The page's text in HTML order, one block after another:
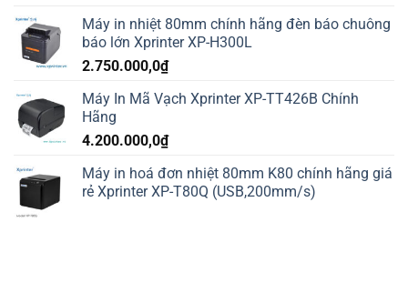
Máy in nhiệt 80mm chính hãng đèn báo chuông
báo lớn Xprinter XP-H300L
2.750.000,0₫
Máy In Mã Vạch Xprinter XP-TT426B Chính
Hãng
4.200.000,0₫
Máy in hoá đơn nhiệt 80mm K80 chính hãng giá
rẻ Xprinter XP-T80Q (USB,200mm/s)